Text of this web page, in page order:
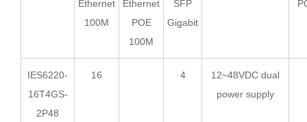
Ethernet
100M
Ethernet
POE
100M
SFP
Gigabit
IES6220-
16T4GS-
2P48
16 4
12~48VDC dual
power supply